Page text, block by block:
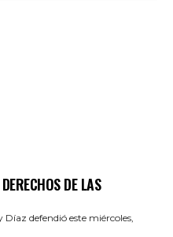
DE LAS
Díaz defendió este miércoles,